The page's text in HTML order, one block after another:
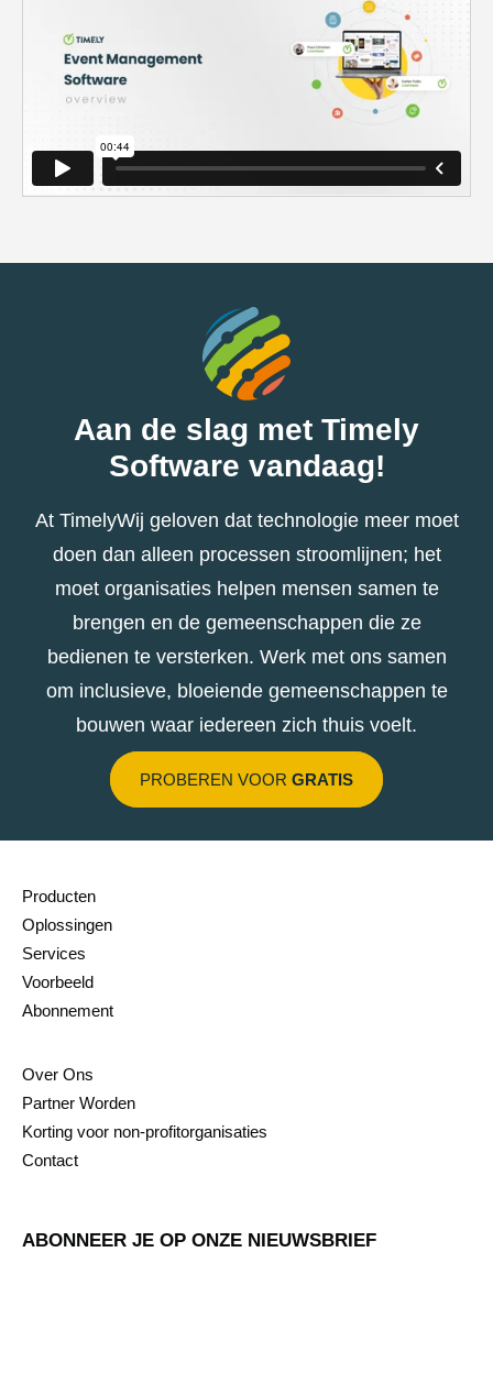
Aan de slag met Timely
Software vandaag!
At TimelyWij geloven dat technologie meer moet
doen dan alleen processen stroomlijnen; het
moet organisaties helpen mensen samen te
brengen en de gemeenschappen die ze
bedienen te versterken. Werk met ons samen
om inclusieve, bloeiende gemeenschappen te
bouwen waar iedereen zich thuis voelt.
PROBEREN VOOR GRATIS
Producten
Oplossingen
Services
Voorbeeld
Abonnement
Over Ons
Partner Worden
Korting voor non-profitorganisaties
Contact
ABONNEER JE OP ONZE NIEUWSBRIEF